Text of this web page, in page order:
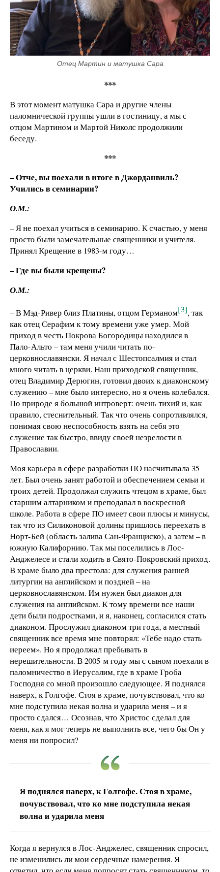
Отец Мартин и матушка Сара
***
В этот момент матушка Сара и другие члены
паломнической группы ушли в гостиницу, а мы с
отцом Мартином и Мартой Николс продолжили
беседу.
***
– Отче, вы поехали в итоге в Джорданвиль?
Учились в семинарии?
О.М.:
– Я не поехал учиться в семинарию. К счастью, у меня
просто были замечательные священники и учителя.
Принял Крещение в 1983-м году…
– Где вы были крещены?
О.М.:
– В Мэд-Ривер близ Платины, отцом Германом[3], так
как отец Серафим к тому времени уже умер. Мой
приход в честь Покрова Богородицы находился в
Пало-Альто – там меня учили читать по-
церковнославянски. Я начал с Шестопсалмия и стал
много читать в церкви. Наш приходской священник,
отец Владимир Дерюгин, готовил двоих к диаконскому
служению – мне было интересно, но я очень колебался.
По природе я большой интроверт: очень тихий и, как
правило, стеснительный. Так что очень сопротивлялся,
понимая свою неспособность взять на себя это
служение так быстро, ввиду своей незрелости в
Православии.
Моя карьера в сфере разработки ПО насчитывала 35
лет. Был очень занят работой и обеспечением семьи и
троих детей. Продолжал служить чтецом в храме, был
старшим алтарником и преподавал в воскресной
школе. Работа в сфере ПО имеет свои плюсы и минусы,
так что из Силиконовой долины пришлось переехать в
Норт-Бей (область залива Сан-Франциско), а затем – в
южную Калифорнию. Так мы поселились в Лос-
Анджелесе и стали ходить в Свято-Покровский приход.
В храме было два престола: для служения ранней
литургии на английском и поздней – на
церковнославянском. Им нужен был диакон для
служения на английском. К тому времени все наши
дети были подростками, и я, наконец, согласился стать
диаконом. Прослужил диаконом три года, а местный
священник все время мне повторял: «Тебе надо стать
иереем». Но я продолжал пребывать в
нерешительности. В 2005-м году мы с сыном поехали в
паломничество в Иерусалим, где в храме Гроба
Господня со мной произошло следующее. Я поднялся
наверх, к Голгофе. Стоя в храме, почувствовал, что ко
мне подступила некая волна и ударила меня – и я
просто сдался… Осознав, что Христос сделал для
меня, как я мог теперь не выполнить все, чего бы Он у
меня ни попросил?
Я поднялся наверх, к Голгофе. Стоя в храме,
почувствовал, что ко мне подступила некая
волна и ударила меня
Когда я вернулся в Лос-Анджелес, священник спросил,
не изменились ли мои сердечные намерения. Я